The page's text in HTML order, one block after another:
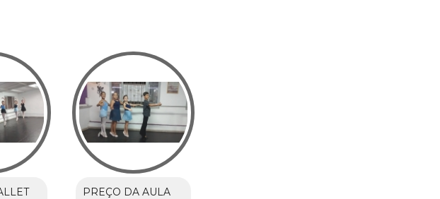
PREÇO DA AULA